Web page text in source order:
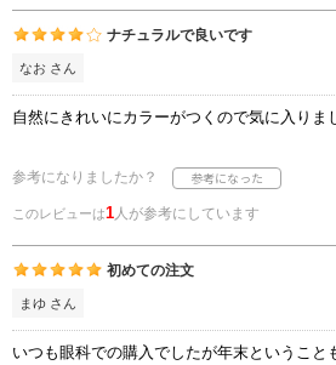
ナチュラルで良いです
なお さん
自然にきれいにカラーがつくので気に入りま
参考になりましたか？
このレビューは1人が参考にしています
初めての注文
まゆ さん
いつも眼科での購入でしたが年末ということ